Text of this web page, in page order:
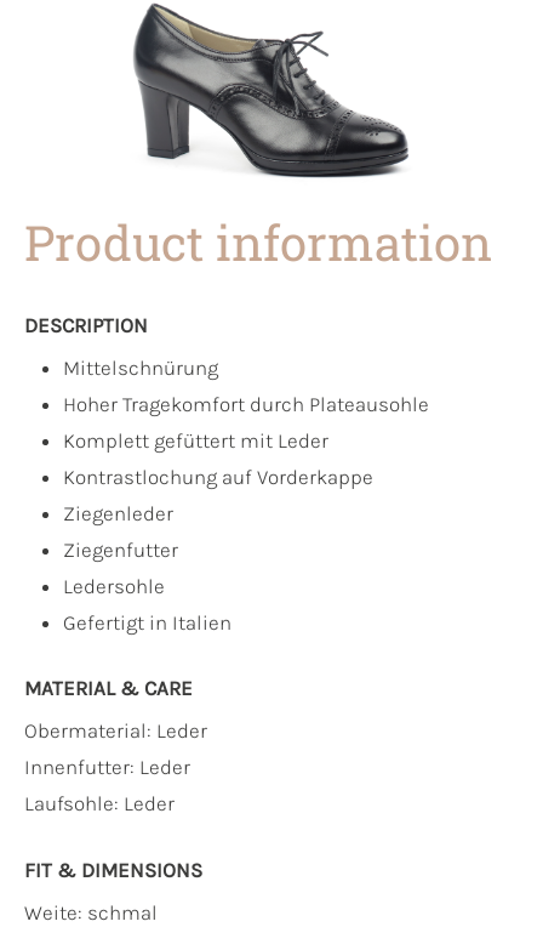
Product information
DESCRIPTION
Mittelschnürung
Hoher Tragekomfort durch Plateausohle
Komplett gefüttert mit Leder
Kontrastlochung auf Vorderkappe
Ziegenleder
Ziegenfutter
Ledersohle
Gefertigt in Italien
MATERIAL & CARE
Obermaterial: Leder
Innenfutter: Leder
Laufsohle: Leder
FIT & DIMENSIONS
Weite: schmal